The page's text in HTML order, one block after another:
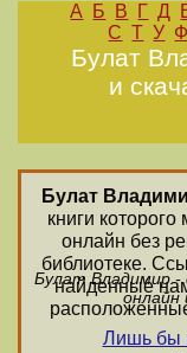
А Б В Г Д
С Т У Ф
Булат
и
Булат
книги
онлайн без
библиотеке.
найденные
Булат Владимир -
онлайн
Лишь бы